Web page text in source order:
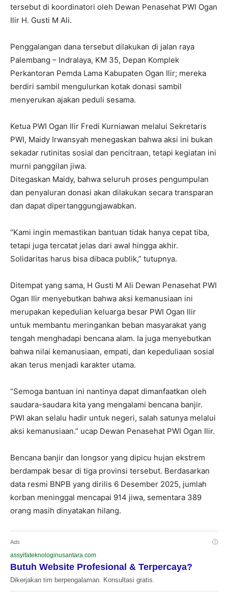
tersebut di koordinatori oleh Dewan Penasehat PWI Ogan
Ilir H. Gusti M Ali.
Penggalangan dana tersebut dilakukan di jalan raya
Palembang – Indralaya, KM 35, Depan Komplek
Perkantoran Pemda Lama Kabupaten Ogan Ilir; mereka
berdiri sambil mengulurkan kotak donasi sambil
menyerukan ajakan peduli sesama.
Ketua PWI Ogan Ilir Fredi Kurniawan melalui Sekretaris
PWI, Maidy Irwansyah menegaskan bahwa aksi ini bukan
sekadar rutinitas sosial dan pencitraan, tetapi kegiatan ini
murni panggilan jiwa.
Ditegaskan Maidy, bahwa seluruh proses pengumpulan
dan penyaluran donasi akan dilakukan secara transparan
dan dapat dipertanggungjawabkan.
“Kami ingin memastikan bantuan tidak hanya cepat tiba,
tetapi juga tercatat jelas dari awal hingga akhir.
Solidaritas harus bisa dibaca publik,” tutupnya.
Ditempat yang sama, H Gusti M Ali Dewan Penasehat PWI
Ogan Ilir menyebutkan bahwa aksi kemanusiaan ini
merupakan kepedulian keluarga besar PWI Ogan Ilir
untuk membantu meringankan beban masyarakat yang
tengah menghadapi bencana alam. Ia juga menyebutkan
bahwa nilai kemanusiaan, empati, dan kepeduliaan sosial
akan terus menjadi karakter utama.
“Semoga bantuan ini nantinya dapat dimanfaatkan oleh
saudara-saudara kita yang mengalami bencana banjir.
PWI akan selalu hadir untuk negeri, salah satunya melalui
aksi kemanusiaan.” ucap Dewan Penasehat PWI Ogan Ilir.
Bencana banjir dan longsor yang dipicu hujan ekstrem
berdampak besar di tiga provinsi tersebut. Berdasarkan
data resmi BNPB yang dirilis 6 Desember 2025, jumlah
korban meninggal mencapai 914 jiwa, sementara 389
orang masih dinyatakan hilang.
Ads ⓘ
assyifateknologinusantara.com
Butuh Website Profesional & Terpercaya?
Dikerjakan tim berpengalaman. Konsultasi gratis.